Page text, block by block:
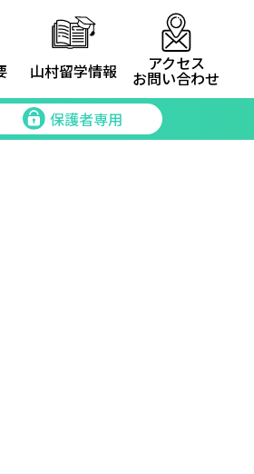
山村留学情報 アクセス
お問い合わせ
保護者専用